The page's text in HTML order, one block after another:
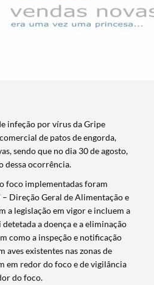
infeção por vírus da Gripe
de patos de engorda,
sendo que no dia 30 de agosto,
ocorrência.
foco implementadas foram
Direção Geral de Alimentação e
a legislação em vigor e incluem a
a doença e a eliminação
como a inspeção e notificação
aves existentes nas zonas de
em redor do foco e de vigilância
do foco.